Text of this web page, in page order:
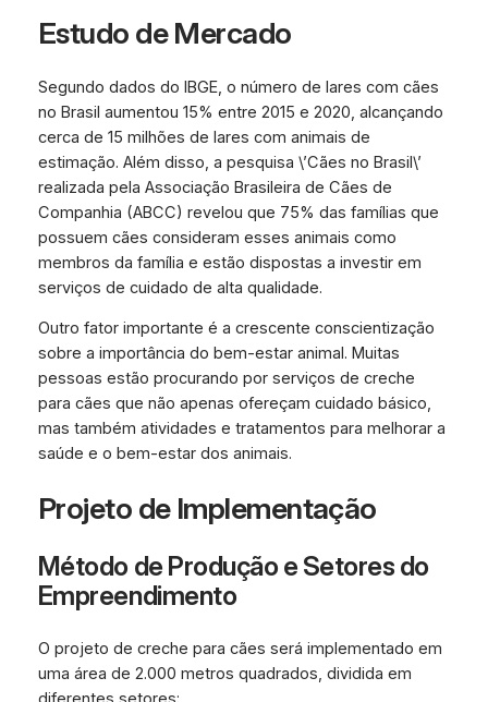
Estudo de Mercado
Segundo dados do IBGE, o número de lares com cães
no Brasil aumentou 15% entre 2015 e 2020, alcançando
cerca de 15 milhões de lares com animais de
estimação. Além disso, a pesquisa \’Cães no Brasil\’
realizada pela Associação Brasileira de Cães de
Companhia (ABCC) revelou que 75% das famílias que
possuem cães consideram esses animais como
membros da família e estão dispostas a investir em
serviços de cuidado de alta qualidade.
Outro fator importante é a crescente conscientização
sobre a importância do bem-estar animal. Muitas
pessoas estão procurando por serviços de creche
para cães que não apenas ofereçam cuidado básico,
mas também atividades e tratamentos para melhorar a
saúde e o bem-estar dos animais.
Projeto de Implementação
Método de Produção e Setores do
Empreendimento
O projeto de creche para cães será implementado em
uma área de 2.000 metros quadrados, dividida em